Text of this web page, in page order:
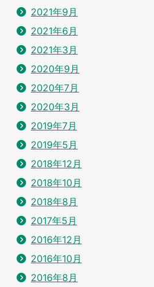
2021年9月
2021年6月
2021年3月
2020年9月
2020年7月
2020年3月
2019年7月
2019年5月
2018年12月
2018年10月
2018年8月
2017年5月
2016年12月
2016年10月
2016年8月